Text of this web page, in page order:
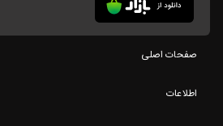
صفحات اصلی
اطلاعات